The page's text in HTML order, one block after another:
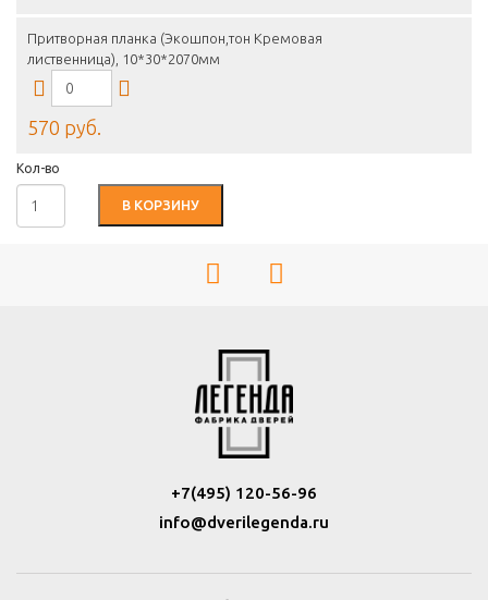
Притворная планка (Экошпон,тон Кремовая
лиственница), 10*30*2070мм
570 руб.
Кол-во
В КОРЗИНУ
+7(495) 120-56-96
info@dverilegenda.ru